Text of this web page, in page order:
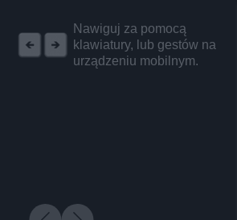
Nawiguj za pomocą
klawiatury, lub gestów na
urządzeniu mobilnym.